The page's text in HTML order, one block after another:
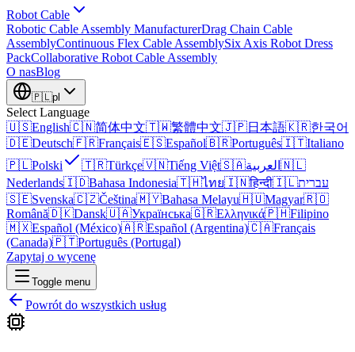
Robot Cable
Robotic Cable Assembly ManufacturerDrag Chain Cable
AssemblyContinuous Flex Cable AssemblySix Axis Robot Dress
PackCollaborative Robot Cable Assembly
O nasBlog
🇵🇱pl
Select Language
🇺🇸English🇨🇳简体中文🇹🇼繁體中文🇯🇵日本語🇰🇷한국어
🇩🇪Deutsch🇫🇷Français🇪🇸Español🇧🇷Português🇮🇹Italiano
🇵🇱Polski 🇹🇷Türkçe🇻🇳Tiếng Việt🇸🇦العربية 🇳🇱
Nederlands🇮🇩Bahasa Indonesia🇹🇭ไทย🇮🇳हिन्दी🇮🇱עברית
🇸🇪Svenska🇨🇿Čeština🇲🇾Bahasa Melayu🇭🇺Magyar🇷🇴
Română🇩🇰Dansk🇺🇦Українська🇬🇷Ελληνικά🇵🇭Filipino
🇲🇽Español (México)🇦🇷Español (Argentina)🇨🇦Français
(Canada)🇵🇹Português (Portugal)
Zapytaj o wycenę
Toggle menu
Powrót do wszystkich usług